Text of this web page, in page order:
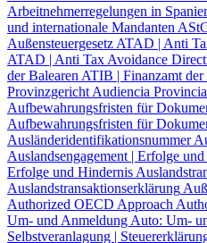
Arbeitnehmerregelungen in
und internationale Mandanten
AußensteuergesetzATAD | Anti
ATAD | Anti Tax Avoidance
der BalearenATIB | Finanzamt der
ProvinzgerichtAudiencia
Aufbewahrungsfristen für
Aufbewahrungsfristen für
Ausländeridentifikationsnummer
Auslandsengagement | Erfolge
Erfolge und Hindernis
Auslandstransaktionserklärung
Authorized OECD Approach
Um- und AnmeldungAuto: Um-
Selbstveranlagung |